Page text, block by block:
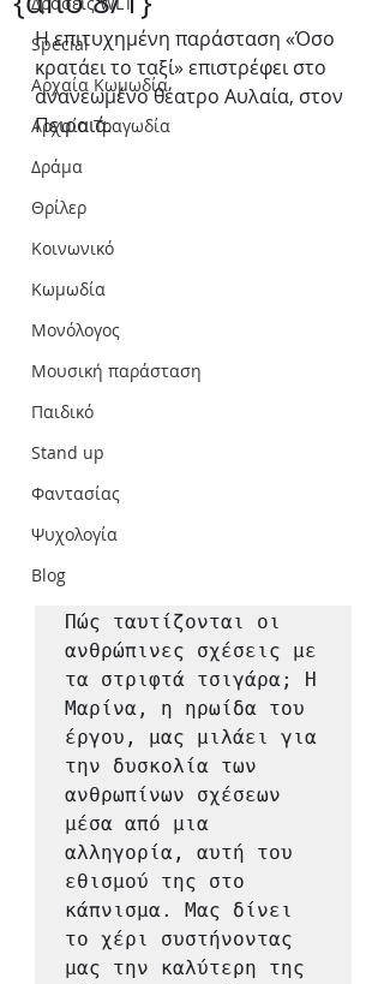
Special
Αρχαία Κωμωδία
Αρχαία Τραγωδία
Δράμα
Θρίλερ
Κοινωνικό
Κωμωδία
Μονόλογος
Μουσική παράσταση
Παιδικό
Stand up
Φαντασίας
Ψυχολογία
Blog
Η επιτυχημένη παράσταση «Όσο
κρατάει το ταξί» επιστρέφει στο
ανανεωμένο θέατρο Αυλαία, στον
Πειραιά.
Πώς ταυτίζονται οι
ανθρώπινες σχέσεις με
τα στριφτά τσιγάρα; Η
Μαρίνα, η ηρωίδα του
έργου, μας μιλάει για
την δυσκολία των
ανθρωπίνων σχέσεων
μέσα από μια
αλληγορία, αυτή του
εθισμού της στο
κάπνισμα. Μας δίνει
το χέρι συστήνοντας
μας την καλύτερη της